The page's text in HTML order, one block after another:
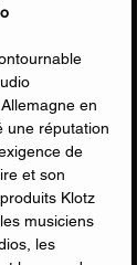
en
une réputation
de
et son
Klotz
musiciens
les